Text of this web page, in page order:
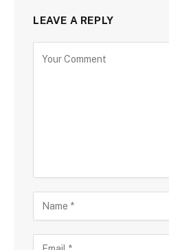
LEAVE A REPLY